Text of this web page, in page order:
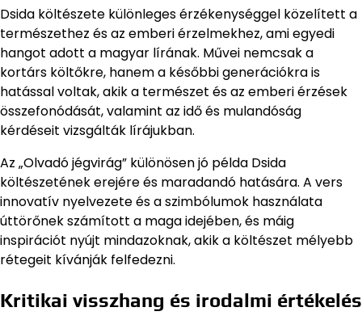
Dsida költészete különleges érzékenységgel közelített a
természethez és az emberi érzelmekhez, ami egyedi
hangot adott a magyar lírának. Művei nemcsak a
kortárs költőkre, hanem a későbbi generációkra is
hatással voltak, akik a természet és az emberi érzések
összefonódását, valamint az idő és mulandóság
kérdéseit vizsgálták lírájukban.
Az „Olvadó jégvirág” különösen jó példa Dsida
költészetének erejére és maradandó hatására. A vers
innovatív nyelvezete és a szimbólumok használata
úttörőnek számított a maga idejében, és máig
inspirációt nyújt mindazoknak, akik a költészet mélyebb
rétegeit kívánják felfedezni.
Kritikai visszhang és irodalmi értékelés